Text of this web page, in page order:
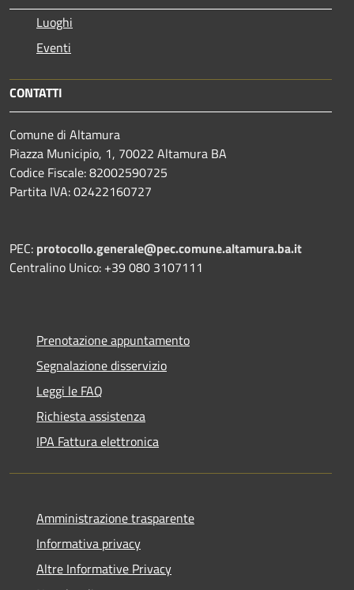
Luoghi
Eventi
CONTATTI
Comune di Altamura
Piazza Municipio, 1, 70022 Altamura BA
Codice Fiscale: 82002590725
Partita IVA: 02422160727
PEC: protocollo.generale@pec.comune.altamura.ba.it
Centralino Unico: +39 080 3107111
Prenotazione appuntamento
Segnalazione disservizio
Leggi le FAQ
Richiesta assistenza
IPA Fattura elettronica
Amministrazione trasparente
Informativa privacy
Altre Informative Privacy